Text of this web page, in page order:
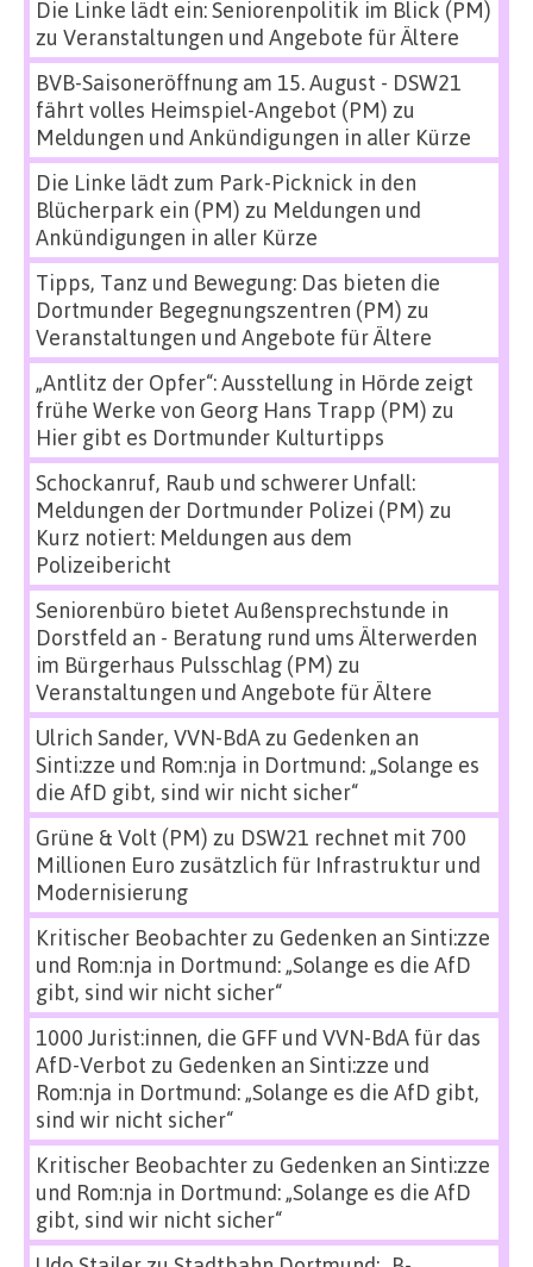
Die Linke lädt ein: Seniorenpolitik im Blick (PM)
zu Veranstaltungen und Angebote für Ältere
BVB-Saisoneröffnung am 15. August - DSW21
fährt volles Heimspiel-Angebot (PM) zu
Meldungen und Ankündigungen in aller Kürze
Die Linke lädt zum Park-Picknick in den
Blücherpark ein (PM) zu Meldungen und
Ankündigungen in aller Kürze
Tipps, Tanz und Bewegung: Das bieten die
Dortmunder Begegnungszentren (PM) zu
Veranstaltungen und Angebote für Ältere
„Antlitz der Opfer“: Ausstellung in Hörde zeigt
frühe Werke von Georg Hans Trapp (PM) zu
Hier gibt es Dortmunder Kulturtipps
Schockanruf, Raub und schwerer Unfall:
Meldungen der Dortmunder Polizei (PM) zu
Kurz notiert: Meldungen aus dem
Polizeibericht
Seniorenbüro bietet Außensprechstunde in
Dorstfeld an - Beratung rund ums Älterwerden
im Bürgerhaus Pulsschlag (PM) zu
Veranstaltungen und Angebote für Ältere
Ulrich Sander, VVN-BdAzu Gedenken an
Sinti:zze und Rom:nja in Dortmund: „Solange es
die AfD gibt, sind wir nicht sicher“
Grüne & Volt (PM) zu DSW21 rechnet mit 700
Millionen Euro zusätzlich für Infrastruktur und
Modernisierung
Kritischer Beobachterzu Gedenken an Sinti:zze
und Rom:nja in Dortmund: „Solange es die AfD
gibt, sind wir nicht sicher“
1000 Jurist:innen, die GFF und VVN-BdA für das
AfD-Verbot zu Gedenken an Sinti:zze und
Rom:nja in Dortmund: „Solange es die AfD gibt,
sind wir nicht sicher“
Kritischer Beobachterzu Gedenken an Sinti:zze
und Rom:nja in Dortmund: „Solange es die AfD
gibt, sind wir nicht sicher“